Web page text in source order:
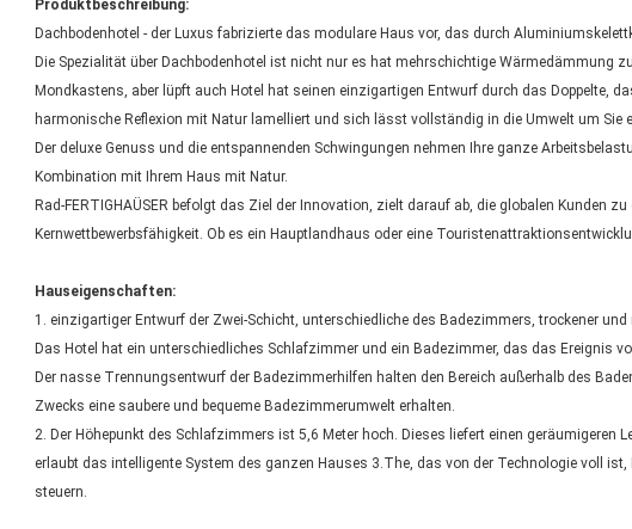
Produktbeschreibung:
Dachbodenhotel - der Luxus fabrizierte das modulare Haus vor, das durch
Die Spezialität über Dachbodenhotel ist nicht nur es hat mehrschichtige Wärmedämmung
Mondkastens, aber lüpft auch Hotel hat seinen einzigartigen Entwurf durch das Doppelte,
harmonische Reflexion mit Natur lamelliert und sich lässt vollständig in die Umwelt um Sie
Der deluxe Genuss und die entspannenden Schwingungen nehmen Ihre ganze
Kombination mit Ihrem Haus mit Natur.
Rad-FERTIGHAÜSER befolgt das Ziel der Innovation, zielt darauf ab, die globalen Kunden
Kernwettbewerbsfähigkeit. Ob es ein Hauptlandhaus oder eine
Hauseigenschaften:
1. einzigartiger Entwurf der Zwei-Schicht, unterschiedliche des Badezimmers, trockener
Das Hotel hat ein unterschiedliches Schlafzimmer und ein Badezimmer, das das Ereignis
Der nasse Trennungsentwurf der Badezimmerhilfen halten den Bereich außerhalb des
Zwecks eine saubere und bequeme Badezimmerumwelt erhalten.
2. Der Höhepunkt des Schlafzimmers ist 5,6 Meter hoch. Dieses liefert einen geräumigeren
erlaubt das intelligente System des ganzen Hauses 3.The, das von der Technologie voll
steuern.